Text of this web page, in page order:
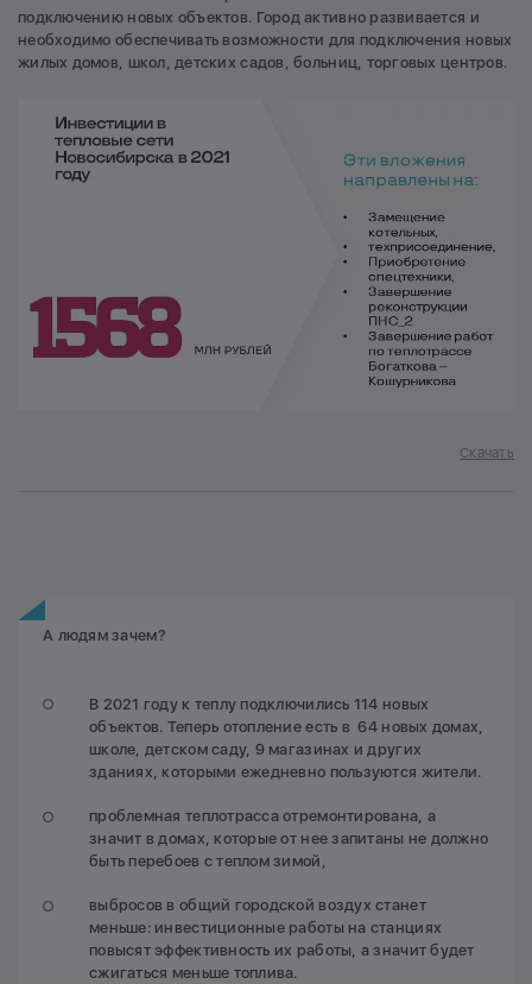
подключению новых объектов. Город активно развивается и
необходимо обеспечивать возможности для подключения новых
жилых домов, школ, детских садов, больниц, торговых центров.
Скачать
А людям зачем?
В 2021 году к теплу подключились 114 новых
объектов. Теперь отопление есть в 64 новых домах,
школе, детском саду, 9 магазинах и других
зданиях, которыми ежедневно пользуются жители.
проблемная теплотрасса отремонтирована, а
значит в домах, которые от нее запитаны не должно
быть перебоев с теплом зимой,
выбросов в общий городской воздух станет
меньше: инвестиционные работы на станциях
повысят эффективность их работы, а значит будет
сжигаться меньше топлива.